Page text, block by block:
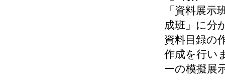
「資料展
成班」に分
資料目録の
作成を行い
ーの模擬展